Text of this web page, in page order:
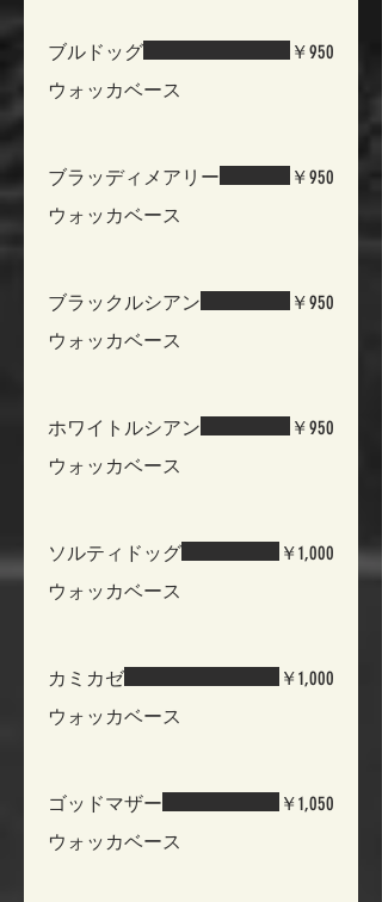
ブルドッグ
ウォッカベース
￥950
ブラッディメアリー
￥950
ブラックルシアン
ウォッカベース
￥950
ホワイトルシアン
ウォッカベース
￥950
ソルティドッグ
ウォッカベース
￥1,000
カミカゼ
ウォッカベース
￥1,000
ゴッドマザー
ウォッカベース
￥1,050